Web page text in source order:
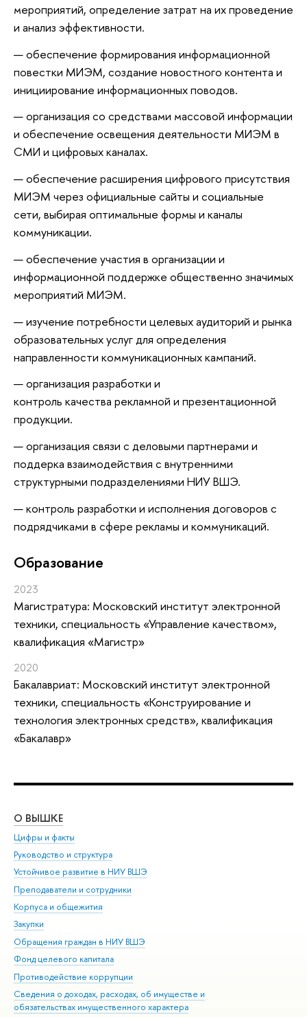
мероприятий, определение затрат на их проведение
и анализ эффективности.
обеспечение формирования информационной
повестки МИЭМ, создание новостного контента и
инициирование информационных поводов.
организация со средствами массовой информации
и обеспечение освещения деятельности МИЭМ в
СМИ и цифровых каналах.
обеспечение расширения цифрового присутствия
МИЭМ через официальные сайты и социальные
сети, выбирая оптимальные формы и каналы
коммуникации.
обеспечение участия в организации и
информационной поддержке общественно значимых
мероприятий МИЭМ.
изучение потребности целевых аудиторий и рынка
образовательных услуг для определения
направленности коммуникационных кампаний.
организация разработки и
контроль качества рекламной и презентационной
продукции.
организация связи с деловыми партнерами и
поддерка взаимодействия с внутренними
структурными подразделениями НИУ ВШЭ.
контроль разработки и исполнения договоров с
подрядчиками в сфере рекламы и коммуникаций.
Oбразование
2023
Магистратура: Московский институт электронной
техники, специальность «Управление качеством»,
квалификация «Магистр»
2020
Бакалавриат: Московский институт электронной
техники, специальность «Конструирование и
технология электронных средств», квалификация
«Бакалавр»
О ВЫШКЕ
Цифры и факты
Руководство и структура
Устойчивое развитие в НИУ ВШЭ
Преподаватели и сотрудники
Корпуса и общежития
Закупки
Обращения граждан в НИУ ВШЭ
Фонд целевого капитала
Противодействие коррупции
Сведения о доходах, расходах, об имуществе и
обязательствах имущественного характера